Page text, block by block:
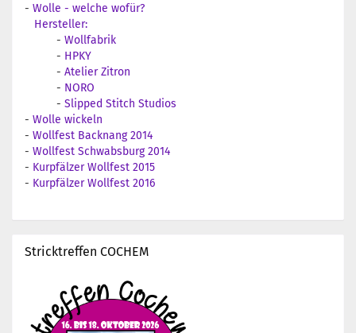
- Wolle - welche wofür?
Hersteller:
- Wollfabrik
- HPKY
- Atelier Zitron
- NORO
- Slipped Stitch Studios
- Wolle wickeln
- Wollfest Backnang 2014
- Wollfest Schwabsburg 2014
- Kurpfälzer Wollfest 2015
- Kurpfälzer Wollfest 2016
Stricktreffen COCHEM